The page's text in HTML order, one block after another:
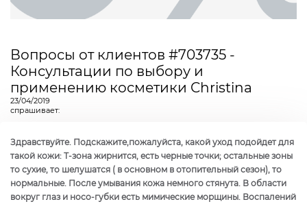
Вопросы от клиентов #703735 -
Консультации по выбору и
применению косметики Christina
23/04/2019
спрашивает:
Здравствуйте. Подскажите,пожалуйста, какой уход подойдет для
такой кожи: Т-зона жирнится, есть черные точки; остальные зоны
то сухие, то шелушатся ( в основном в отопительный сезон), то
нормальные. После умывания кожа немного стянута. В области
вокруг глаз и носо-губки есть мимические морщины. Воспалений